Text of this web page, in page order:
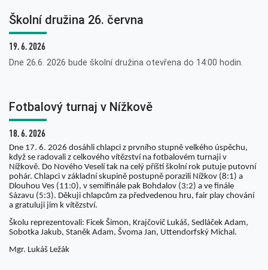
Školní družina 26. června
19. 6. 2026
Dne 26.6. 2026 bude školní družina otevřena do 14:00 hodin.
Fotbalový turnaj v Nížkově
18. 6. 2026
Dne 17. 6. 2026 dosáhli chlapci z prvního stupně velkého úspěchu,
když se radovali z celkového vítězství na fotbalovém turnaji v
Nížkově. Do Nového Veselí tak na celý příští školní rok putuje putovní
pohár. Chlapci v základní skupině postupně porazili Nížkov (8:1) a
Dlouhou Ves (11:0), v semifinále pak Bohdalov (3:2) a ve finále
Sázavu (5:3). Děkuji chlapcům za předvedenou hru, fair play chování
a gratuluji jim k vítězství.
Školu reprezentovali: Ficek Šimon, Krajčovič Lukáš, Sedláček Adam,
Sobotka Jakub, Staněk Adam, Švoma Jan, Uttendorfský Michal.
Mgr. Lukáš Ležák